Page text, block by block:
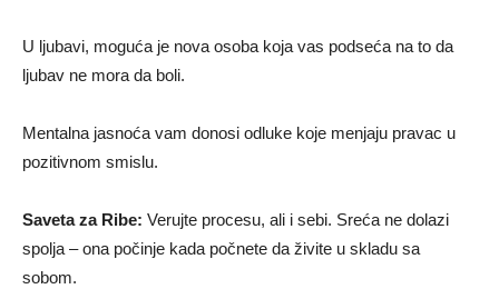
U ljubavi, moguća je nova osoba koja vas podseća na to da
ljubav ne mora da boli.
Mentalna jasnoća vam donosi odluke koje menjaju pravac u
pozitivnom smislu.
Saveta za Ribe: Verujte procesu, ali i sebi. Sreća ne dolazi
spolja – ona počinje kada počnete da živite u skladu sa
sobom.